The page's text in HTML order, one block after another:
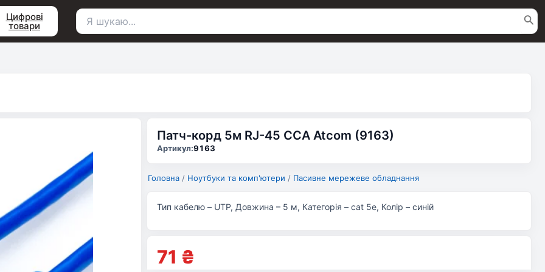
Цифрові
товари
Пошук
Патч-корд 5м RJ-45 CCA Atcom (9163)
Артикул:9163
Головна / Ноутбуки та комп'ютери / Пасивне мережеве обладнання
71 ₴
Тип кабелю – UTP, Довжина – 5 м, Категорія – cat 5e, Колір – синій